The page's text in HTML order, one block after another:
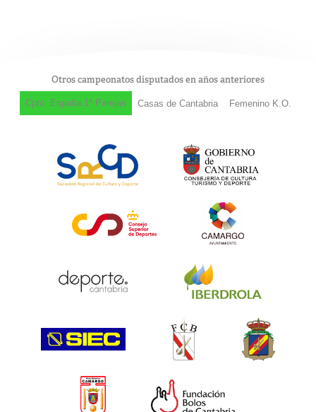
Otros campeonatos disputados en años anteriores
Cpto. España 1ª Parejas Casas de Cantabria Femenino K.O.